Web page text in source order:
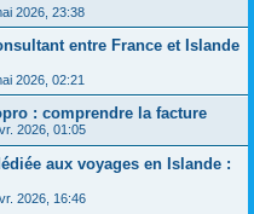
2026, 23:38
entre France et Islande
2026, 02:21
: comprendre la facture
2026, 01:05
aux voyages en Islande :
2026, 16:46